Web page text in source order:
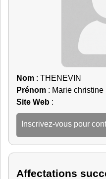
Nom : THENEVIN
Prénom : Marie christine
Site Web :
Inscrivez-vous pour
Affectations